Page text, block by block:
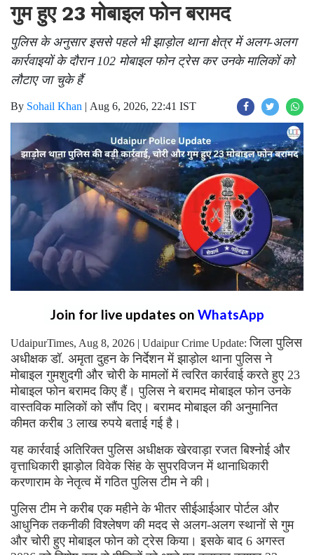
गुम हुए 23 मोबाइल फोन बरामद
पुलिस के अनुसार इससे पहले भी झाड़ोल थाना क्षेत्र में अलग-अलग
कार्रवाइयों के दौरान 102 मोबाइल फोन ट्रेस कर उनके मालिकों को
लौटाए जा चुके हैं
By Sohail Khan | Aug 6, 2026, 22:41 IST
Join for live updates on WhatsApp
UdaipurTimes, Aug 8, 2026 | Udaipur Crime Update:जिला पुलिस
अधीक्षक डॉ. अमृता दुहन के निर्देशन में झाड़ोल थाना पुलिस ने
मोबाइल गुमशुदगी और चोरी के मामलों में त्वरित कार्रवाई करते हुए 23
मोबाइल फोन बरामद किए हैं। पुलिस ने बरामद मोबाइल फोन उनके
वास्तविक मालिकों को सौंप दिए। बरामद मोबाइल की अनुमानित
कीमत करीब 3 लाख रुपये बताई गई है।
यह कार्रवाई अतिरिक्त पुलिस अधीक्षक खेरवाड़ा रजत बिश्नोई और
वृत्ताधिकारी झाड़ोल विवेक सिंह के सुपरविजन में थानाधिकारी
करणाराम के नेतृत्व में गठित पुलिस टीम ने की।
पुलिस टीम ने करीब एक महीने के भीतर सीईआईआर पोर्टल और
आधुनिक तकनीकी विश्लेषण की मदद से अलग-अलग स्थानों से गुम
और चोरी हुए मोबाइल फोन को ट्रेस किया। इसके बाद 6 अगस्त